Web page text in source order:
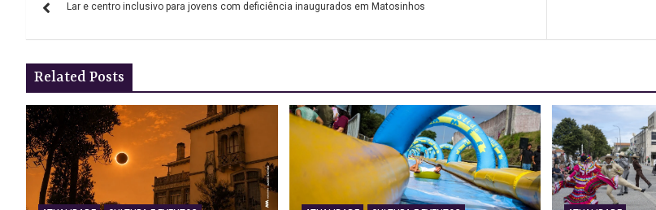
de
artigos
Lar e centro inclusivo para jovens com deficiência inaugurados em Matosinhos
Related Posts